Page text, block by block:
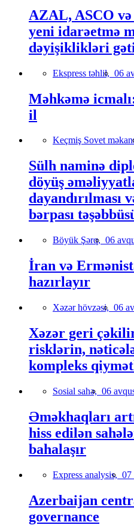
AZAL, ASCO və
yeni idarəetmə
dəyişiklikləri
Ekspress təhlil, 06
Məhkəmə
il
Keçmiş Sovet
Sülh naminə
döyüş
dayandırılması
bərpası
Böyük Şərq, 06
İran və
hazırlayır
Xəzər hövzəsi, 06
Xəzər geri
risklərin,
kompleks
Sosial sahə, 06
Əməkhaqları
hiss edilən
bahalaşır
Express analysis, 07
Azerbaijan
governance